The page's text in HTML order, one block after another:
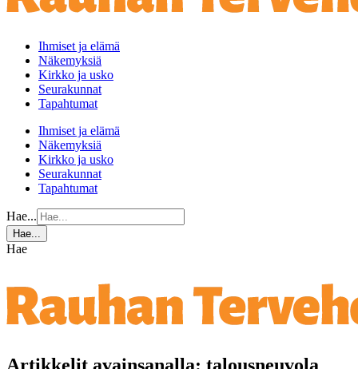
Ihmiset ja elämä
Näkemyksiä
Kirkko ja usko
Seurakunnat
Tapahtumat
Ihmiset ja elämä
Näkemyksiä
Kirkko ja usko
Seurakunnat
Tapahtumat
Hae...
Hae...
Hae